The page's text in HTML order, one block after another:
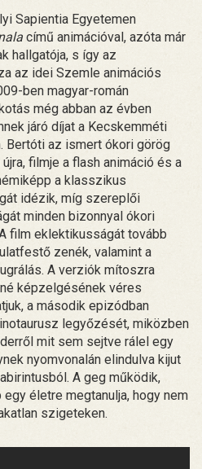
Sapientia Egyetemen
című animációval, azóta már
hallgatója, s így az
az idei Szemle animációs
ben magyar-román
még abban az évben
járó díjat a Kecskemméti
Bertóti az ismert ókori görög
filmje a flash animáció és a
a klasszikus
idézik, míg szereplői
minden bizonnyal ókori
film eklektikusságát tovább
zenék, valamint a
A verziók mítoszra
képzelgésének véres
a második epizódban
legyőzését, miközben
mit sem sejtve rálel egy
nyomvonalán elindulva kijut
A geg működik,
életre megtanulja, hogy nem
szigeteken.